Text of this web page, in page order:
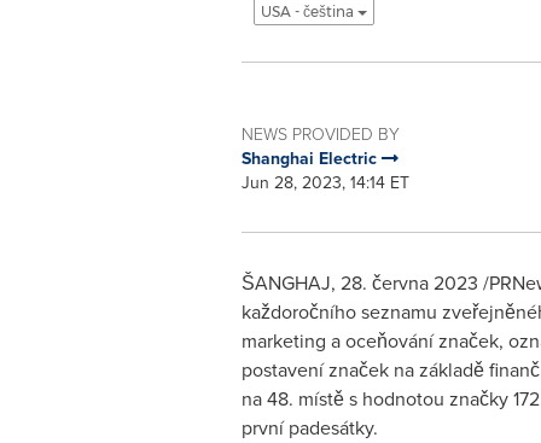
USA - čeština
NEWS PROVIDED BY
Shanghai Electric
Jun 28, 2023, 14:14 ET
ŠANGHAJ, 28. června 2023 /
každoročního seznamu
marketing a oceňování značek,
postavení značek na základě
na 48. místě s hodnotou značky
první padesátky.